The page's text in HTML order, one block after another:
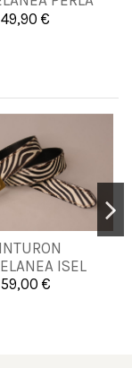
49,90 €
Añadir al carrito
ISEL
59,00 €
105 120
Añadir al carrito